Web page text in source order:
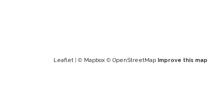
Leaflet | © Mapbox © OpenStreetMap Improve this map